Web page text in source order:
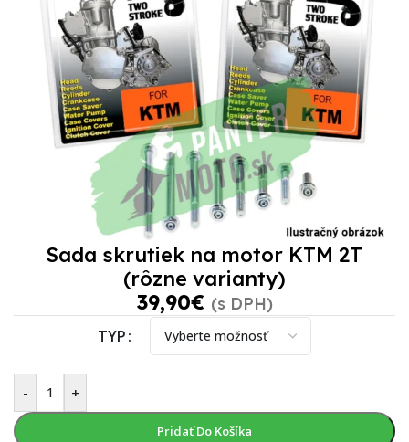
Sada skrutiek na motor KTM 2T
(rôzne varianty)
39,90€ (s DPH)
TYP
- +
Pridať Do Košíka